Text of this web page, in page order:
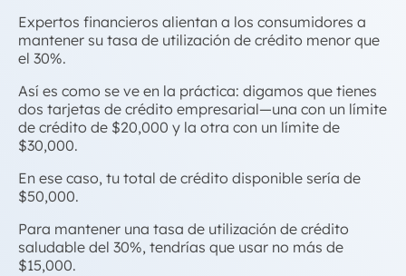
Expertos financieros alientan a los consumidores a
mantener su tasa de utilización de crédito menor que
el 30%.
Así es como se ve en la práctica: digamos que tienes
dos tarjetas de crédito empresarial—una con un límite
de crédito de $20,000 y la otra con un límite de
$30,000.
En ese caso, tu total de crédito disponible sería de
$50,000.
Para mantener una tasa de utilización de crédito
saludable del 30%, tendrías que usar no más de
$15,000.